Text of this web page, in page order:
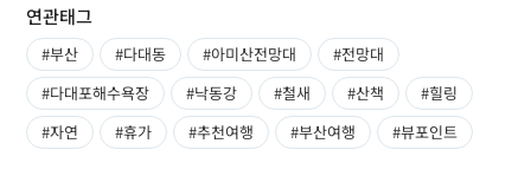
연관태그
#부산 #다대동 #아미산전망대
#전망대
#다대포해수욕장
#낙동강 #철새 #산책
#힐링
#자연
#휴가 #추천여행 #부산여행 #뷰포인트